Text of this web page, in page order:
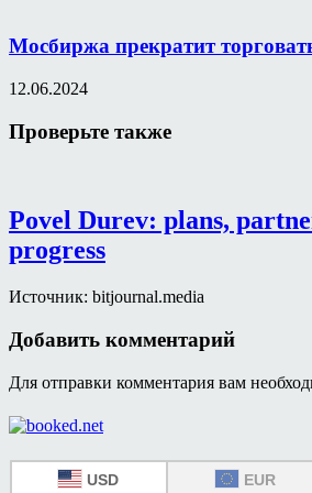
Мосбиржа прекратит
12.06.2024
Проверьте также
Povel Durev: plans,
progress
Источник: bitjournal.media
Добавить комментарий
Для отправки комментария вам